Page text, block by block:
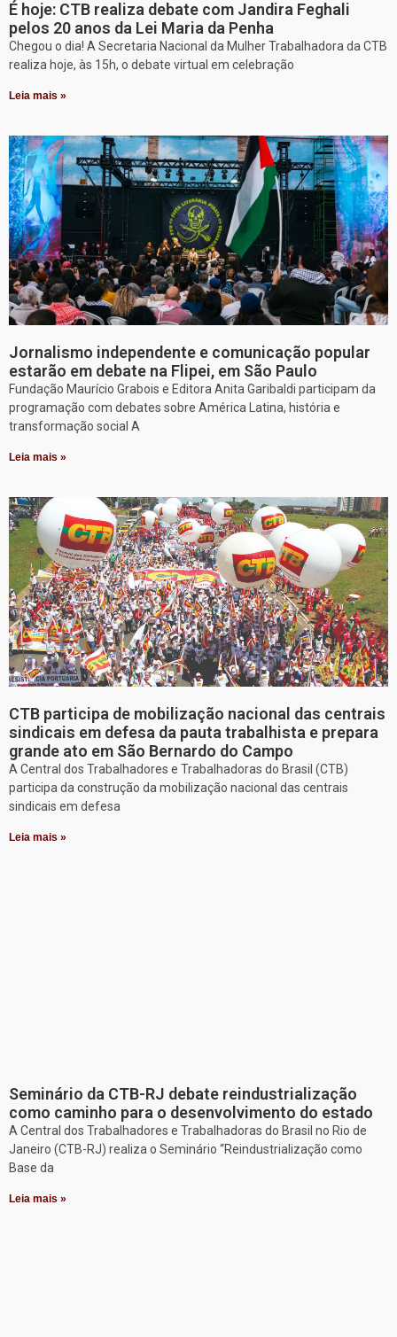
É hoje: CTB realiza debate com Jandira Feghali
pelos 20 anos da Lei Maria da Penha
Chegou o dia! A Secretaria Nacional da Mulher Trabalhadora da CTB
realiza hoje, às 15h, o debate virtual em celebração
Leia mais »
Jornalismo independente e comunicação popular
estarão em debate na Flipei, em São Paulo
Fundação Maurício Grabois e Editora Anita Garibaldi participam da
programação com debates sobre América Latina, história e
transformação social A
Leia mais »
CTB participa de mobilização nacional das centrais
sindicais em defesa da pauta trabalhista e prepara
grande ato em São Bernardo do Campo
A Central dos Trabalhadores e Trabalhadoras do Brasil (CTB)
participa da construção da mobilização nacional das centrais
sindicais em defesa
Leia mais »
Seminário da CTB-RJ debate reindustrialização
como caminho para o desenvolvimento do estado
A Central dos Trabalhadores e Trabalhadoras do Brasil no Rio de
Janeiro (CTB-RJ) realiza o Seminário “Reindustrialização como
Base da
Leia mais »